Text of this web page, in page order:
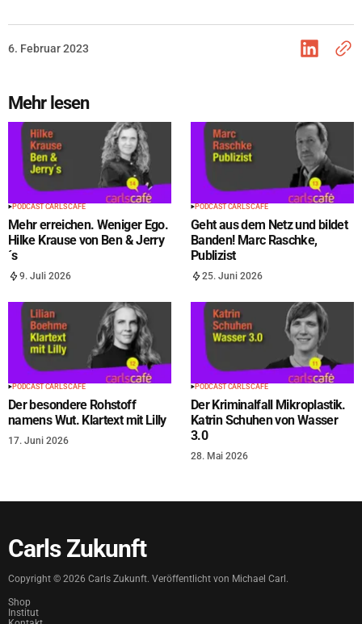
6. Februar 2023
Mehr lesen
PODCAST CARLS CAFÉ
Mehr erreichen. Weniger Ego.
Hilke Krause von Ben & Jerry
´s
9. Juli 2026
PODCAST CARLS CAFÉ
Geht aus dem Netz und bildet
Banden! Marc Raschke,
Publizist
25. Juni 2026
PODCAST CARLS CAFÉ
Der besondere Rohstoff
namens Wut. Klartext mit Lilly
17. Juni 2026
PODCAST CARLS CAFÉ
Der Kriminalfall Mikroplastik.
Katrin Schuhen von Wasser
3.0
28. Mai 2026
Carls Zukunft
Copyright © 2026 Carls Zukunft. Veröffentlicht von Michael Carl.
Shop
Institut